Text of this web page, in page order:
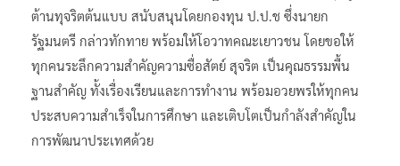
ต้านทุจริตต้นแบบ สนับสนุนโดยกองทุน ป.ป.ช ซึ่งนายก
รัฐมนตรี กล่าวทักทาย พร้อมให้โอวาทคณะเยาวชน โดยขอให้
ทุกคนระลึกความสำคัญความซื่อสัตย์ สุจริต เป็นคุณธรรมพื้น
ฐานสำคัญ ทั้งเรื่องเรียนและการทำงาน พร้อมอวยพรให้ทุกคน
ประสบความสำเร็จในการศึกษา และเติบโตเป็นกำลังสำคัญใน
การพัฒนาประเทศด้วย